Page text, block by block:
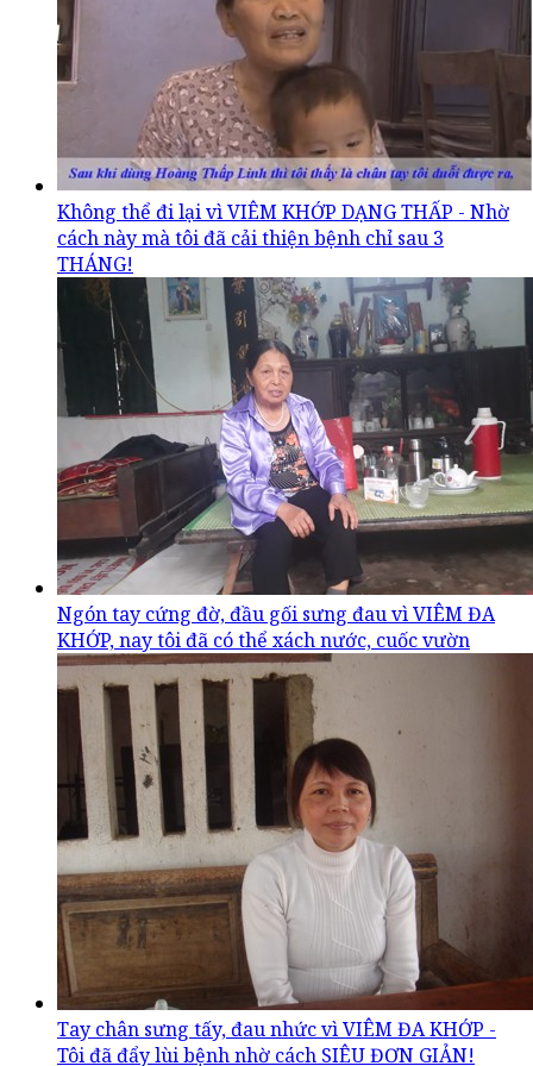
Không thể đi lại vì VIÊM KHỚP DẠNG THẤP - Nhờ
cách này mà tôi đã cải thiện bệnh chỉ sau 3
THÁNG!
Ngón tay cứng đờ, đầu gối sưng đau vì VIÊM ĐA
KHỚP, nay tôi đã có thể xách nước, cuốc vườn
Tay chân sưng tấy, đau nhức vì VIÊM ĐA KHỚP -
Tôi đã đẩy lùi bệnh nhờ cách SIÊU ĐƠN GIẢN!